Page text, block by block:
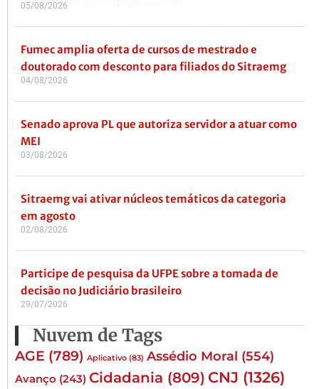
05/08/2026
Fumec amplia oferta de cursos de mestrado e
doutorado com desconto para filiados do Sitraemg
04/08/2026
Senado aprova PL que autoriza servidor a atuar como
MEI
03/08/2026
Sitraemg vai ativar núcleos temáticos da categoria
em agosto
02/08/2026
Participe de pesquisa da UFPE sobre a tomada de
decisão no Judiciário brasileiro
29/07/2026
Nuvem de Tags
AGE (789) Aplicativo (83) Assédio Moral (554)
Avanço (243) Cidadania (809) CNJ (1326)